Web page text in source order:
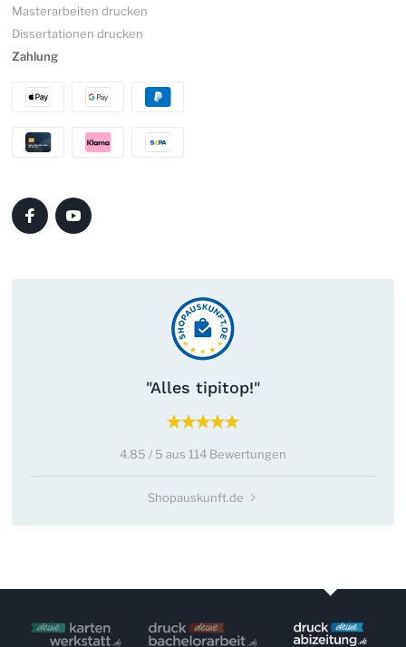
Masterarbeiten drucken
Dissertationen drucken
Zahlung
"Alles tipitop!"
4.85 / 5 aus 114 Bewertungen
Shopauskunft.de